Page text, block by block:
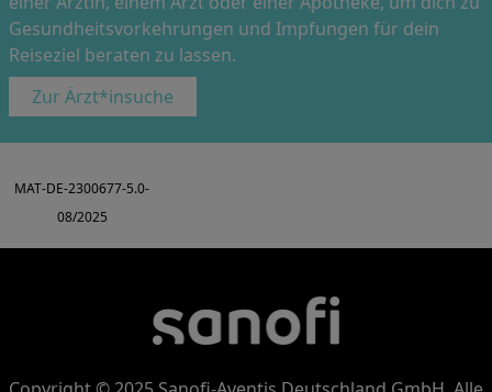
Gesundheitsvorkehrungen und Impfungen für dein
Reiseziel beraten zu lassen.
Zur Ärzt*insuche
MAT-DE-2300677-5.0-
08/2025